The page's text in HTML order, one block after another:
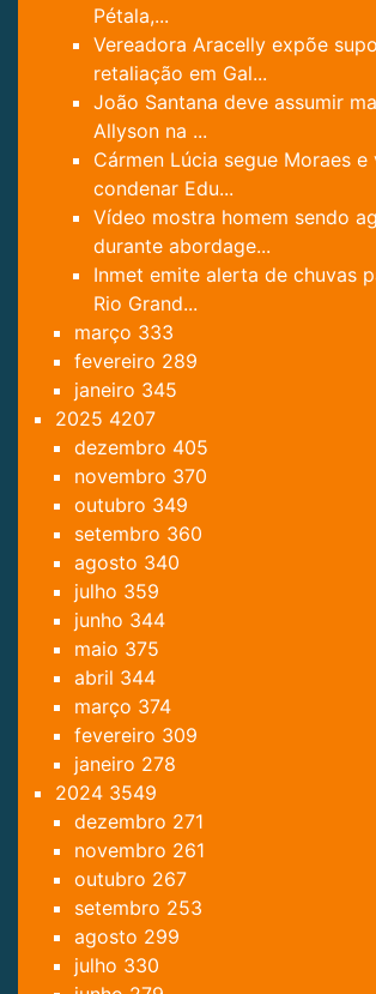
Pétala,...
Vereadora Aracelly expõe
retaliação em Gal...
João Santana deve assumir
Allyson na ...
Cármen Lúcia segue Moraes
condenar Edu...
Vídeo mostra homem sendo
durante abordage...
Inmet emite alerta de chuvas
Rio Grand...
março 333
fevereiro 289
janeiro 345
2025 4207
dezembro 405
novembro 370
outubro 349
setembro 360
agosto 340
julho 359
junho 344
maio 375
abril 344
março 374
fevereiro 309
janeiro 278
2024 3549
dezembro 271
novembro 261
outubro 267
setembro 253
agosto 299
julho 330